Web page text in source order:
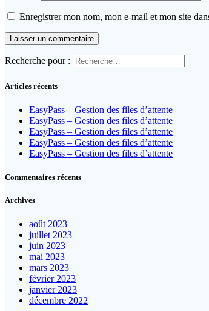
Enregistrer mon nom, mon e-mail et mon site
Recherche pour :
Articles récents
EasyPass – Gestion des files d’attente
EasyPass – Gestion des files d’attente
EasyPass – Gestion des files d’attente
EasyPass – Gestion des files d’attente
EasyPass – Gestion des files d’attente
Commentaires récents
Archives
août 2023
juillet 2023
juin 2023
mai 2023
mars 2023
février 2023
janvier 2023
décembre 2022